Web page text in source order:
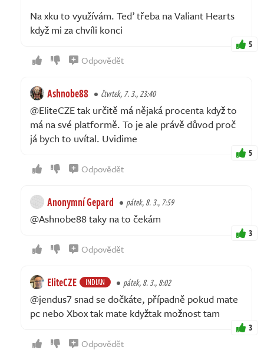
Na xku to využívám. Teď třeba na Valiant Hearts
když mi za chvíli konci
5
Odpovědět
Ashnobe88 čtvrtek, 7. 3., 23:40
@EliteCZE tak určitě má nějaká procenta když to
má na své platformě. To je ale právě důvod proč
já bych to uvítal. Uvidime
5
Odpovědět
Anonymní Gepard pátek, 8. 3., 7:59
@Ashnobe88 taky na to čekám
3
Odpovědět
EliteCZE INDIAN pátek, 8. 3., 8:02
@jendus7 snad se dočkáte, případně pokud mate
pc nebo Xbox tak mate kdyžtak možnost tam
3
Odpovědět